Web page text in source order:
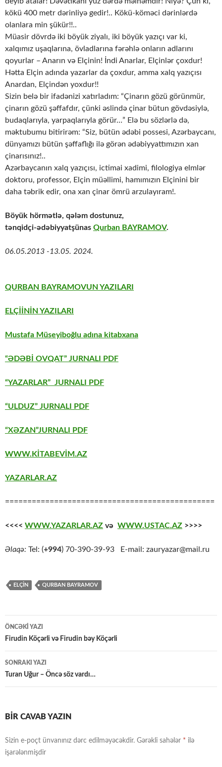
kökü 400 metr dərinliyə gedir!.. Kökü-köməci dərinlərdə
olanlara min şükür!!..
Müasir dövrdə iki böyük ziyalı, iki böyük yazıçı var ki,
xalqımız uşaqlarına, övladlarına fərəhlə onların adlarını
qoyurlar – Anarın və Elçinin! İndi Anarlar, Elçinlər çoxdur!
Hətta Elçin adında yazarlar da çoxdur, amma xalq yazıçısı
Anardan, Elçindən yoxdur!!
Sizin belə bir ifadənizi xatırladım: “Çinarın gözü görünmür,
çinarın gözü şəffafdır, çünki əslində çinar bütun gövdəsiylə,
budaqlarıyla, yarpaqlarıyla görür…” Elə bu sözlərlə də,
məktubumu bitirirəm: “Siz, bütün ədəbi possesi, Azərbaycanı,
dünyamızı bütün şəffaflığı ilə görən ədəbiyyattımızın xan
çinarısınız!..
Azərbaycanın xalq yazıçısı, ictimai xadimi, filologiya elmlər
doktoru, professor, Elçin müəllimi, hamımızın Elçinini bir
daha təbrik edir, ona xan çinar ömrü arzulayıram!.
Böyük hörmətlə, qələm dostunuz,
tənqidçi-ədəbiyyatşünas Qurban BAYRAMOV.
06.05.2013 -13.05. 2024.
QURBAN BAYRAMOVUN YAZILARI
ELÇİİNİN YAZILARI
Mustafa Müseyiboğlu adına kitabxana
“ƏDƏBİ OVQAT” JURNALI PDF
“YAZARLAR” JURNALI PDF
“ULDUZ” JURNALI PDF
“XƏZAN”JURNALI PDF
WWW.KİTABEVİM.AZ
YAZARLAR.AZ
===============================================
<<<< WWW.YAZARLAR.AZ və WWW.USTAC.AZ >>>>
Əlaqə: Tel: (+994) 70-390-39-93 E-mail: zauryazar@mail.ru
ELÇİN QURBAN BAYRAMOV
Yazılar
üzrə
naviqasiya
ÖNCƏKI YAZI
Firudin Köçərli və Firudin bəy Köçərli
SONRAKI YAZI
Turan Uğur – Öncə söz vardı…
BIR CAVAB YAZIN
Sizin e-poçt ünvanınız dərc edilməyəcəkdir. Gərəkli sahələr * ilə
işarələnmişdir